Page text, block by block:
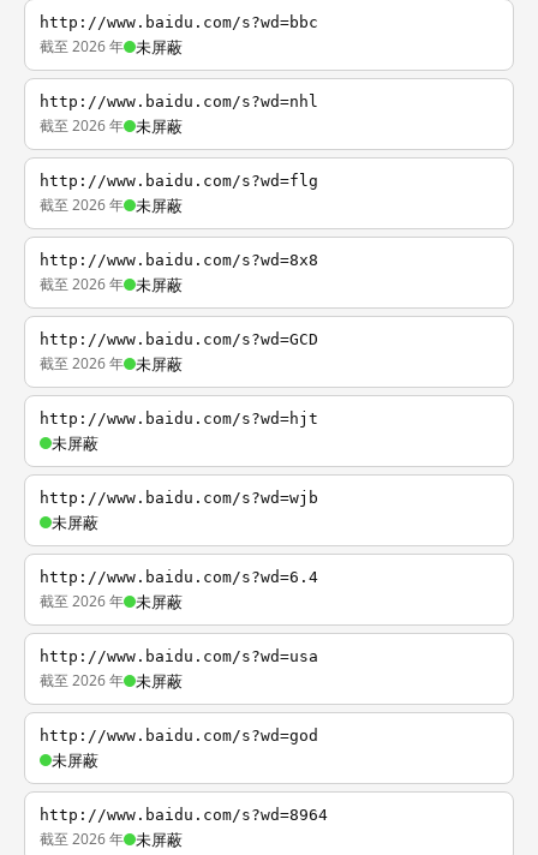
http://www.baidu.com/s?wd=bbc
截至 2026 年 未屏蔽
http://www.baidu.com/s?wd=nhl
截至 2026 年 未屏蔽
http://www.baidu.com/s?wd=flg
截至 2026 年 未屏蔽
http://www.baidu.com/s?wd=8x8
截至 2026 年 未屏蔽
http://www.baidu.com/s?wd=GCD
截至 2026 年 未屏蔽
http://www.baidu.com/s?wd=hjt
未屏蔽
http://www.baidu.com/s?wd=wjb
未屏蔽
http://www.baidu.com/s?wd=6.4
截至 2026 年 未屏蔽
http://www.baidu.com/s?wd=usa
截至 2026 年 未屏蔽
http://www.baidu.com/s?wd=god
未屏蔽
http://www.baidu.com/s?wd=8964
截至 2026 年 未屏蔽